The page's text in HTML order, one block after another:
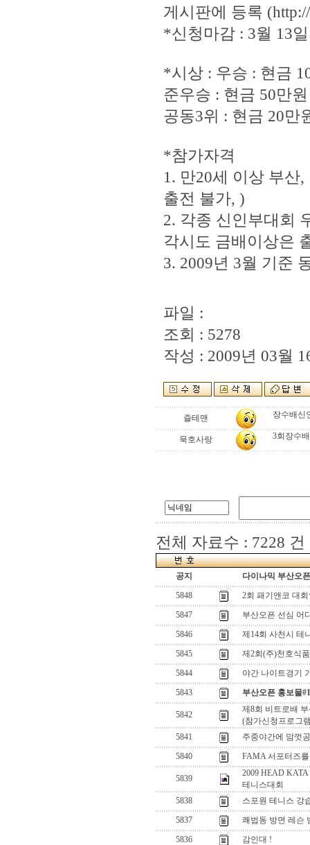
게시판에 등록
*신청마감 : 3월 13
*시상 : 우승 : 현금
준우승 : 현금 50만원
공동3위 : 현금 20만
*참가자격
1. 만20세 이상 부산
출전 불가, )
2. 각종 신인부대회
각시도 금배이상은
3. 2009년 3월 기준
파일 :
조회 : 5278
작성 : 2009년 03월
즐테맨 장수배신
묵호사랑 3회장수
전체 자료수 : 7228 건
공지
다이나믹 부산오
5848
2회 패기앤코 대
5847
부산오픈 선심 어
5846
제14회 사천시 테
5845
제2회(주)천호식
5844
야간 나이트경기
5843
부산오픈 홍보물
5842
제8회 비트로배
(참가신청프로그
5841
주중야간에 맘껏
5840
FAMA 서포터즈
5839
2009 HEAD
테니스대회
5838
스포원 테니스 강
5837
쾌법동 방면 레슨
5836
감인대 !